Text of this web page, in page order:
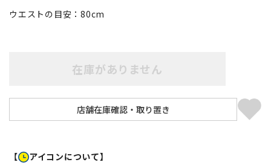
ウエストの目安：80cm
在庫がありません
【 アイコンについて】